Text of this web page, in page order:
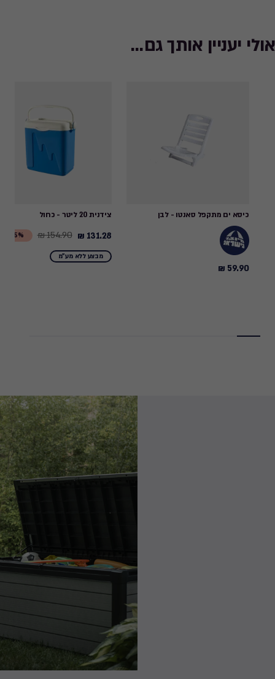
אולי יעניין אותך גם...
כיסא ים מתקפל סאנטו - לבן
59.90
59.90 ₪
צידנית 20 ליטר - כחול
15%-
Price
from
154.90
131.28 ₪
154.90 ₪
מבצע ללא מע"מ